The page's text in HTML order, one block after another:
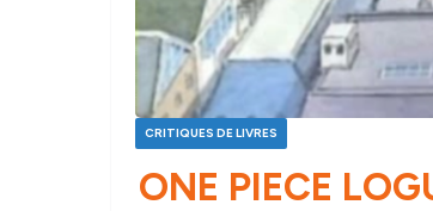
CRITIQUES DE LIVRES
ONE PIECE